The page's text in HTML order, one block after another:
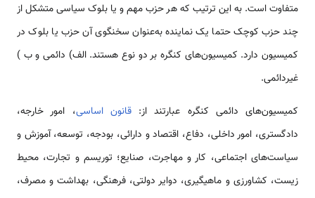
متفاوت است. به این ترتیب که هر حزب مهم و یا بلوک سیاسی متشکل از
چند حزب کوچک حتما یک نماینده به‌عنوان سخنگوی آن حزب یا بلوک در
کمیسیون دارد. کمیسیون‌های کنگره بر دو نوع هستند. الف) دائمی و ب )
غیردائمی.
کمیسیون‌های دائمی کنگره عبارتند از:قانون اساسی، امور خارجه،
دادگستری، امور داخلی، دفاع، اقتصاد و دارائی، بودجه، توسعه، آموزش و
سیاست‌های اجتماعی، کار و مهاجرت، صنایع؛ توریسم و تجارت، محیط
زیست، کشاورزی و ماهیگیری، دوایر دولتی، فرهنگی، بهداشت و مصرف،